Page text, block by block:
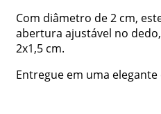
Com diâmetro de 2 cm,
abertura ajustável no
2x1,5 cm.
Entregue em uma elegante